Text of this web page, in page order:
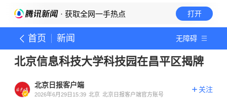
· 获取全网一手热点 打开
首页 新闻 无障碍
北京信息科技大学科技园在昌平区揭牌
北京日报客户端
2026年6月29日15:39 北京 北京日报客户端官方账号
关注